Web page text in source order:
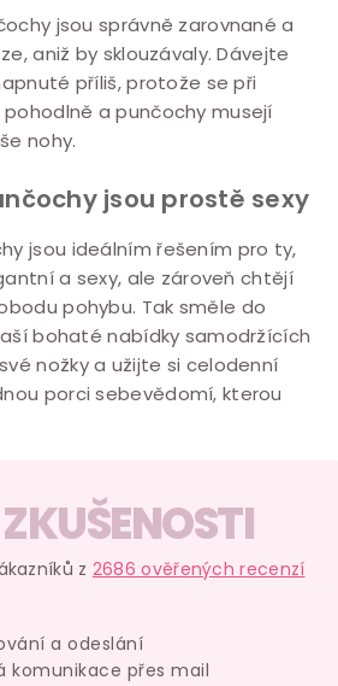
jsou správně zarovnané a
aniž by sklouzávaly. Dávejte
příliš, protože se při
a punčochy musejí
nohy.
jsou prostě sexy
jsou ideálním řešením pro ty,
a sexy, ale zároveň chtějí
pohybu. Tak směle do
bohaté nabídky samodržících
nožky a užijte si celodenní
porci sebevědomí, kterou
z 2686 ověřených recenzí
a odeslání
komunikace přes mail